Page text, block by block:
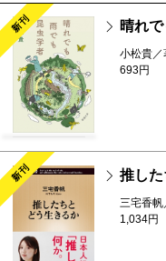
新刊 晴れ
小松貴／
693円
新刊 推し
三宅香帆
1,034円